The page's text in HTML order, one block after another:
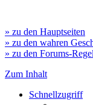
» zu den Hauptseiten
» zu den wahren
» zu den Forums-
Zum Inhalt
Schnellzugriff